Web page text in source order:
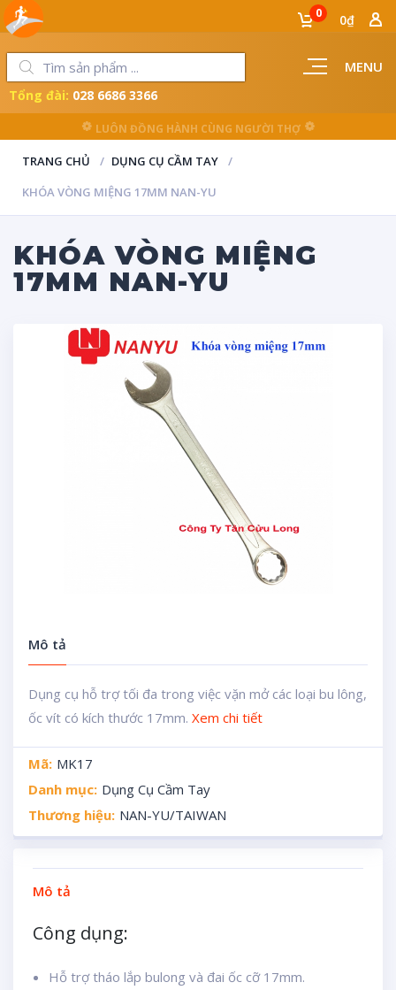
MENU
0 0₫
LUÔN ĐỒNG HÀNH CÙNG NGƯỜI THỢ
Tổng đài: 028 6686 3366
TRANG CHỦ
DỤNG CỤ CẦM TAY
KHÓA VÒNG MIỆNG 17MM NAN-YU
KHÓA VÒNG MIỆNG
17MM NAN-YU
Mô tả
Dụng cụ hỗ trợ tối đa trong việc vặn mở các loại bu lông,
ốc vít có kích thước 17mm. Xem chi tiết
Mã: MK17
Danh mục: Dụng Cụ Cầm Tay
Thương hiệu: NAN-YU/TAIWAN
Mô tả
Công dụng:
Hỗ trợ tháo lắp bulong và đai ốc cỡ 17mm.